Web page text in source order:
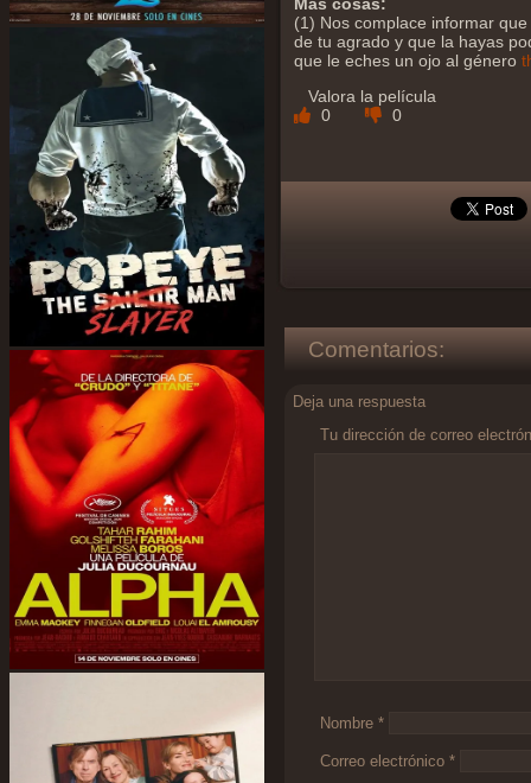
Más cosas:
(1) Nos complace informar
de tu agrado y que la hayas
que le eches un ojo al género
Valora la película
0
0
Comentarios:
Deja una respuesta
Tu dirección de correo
Nombre *
Correo electrónico *